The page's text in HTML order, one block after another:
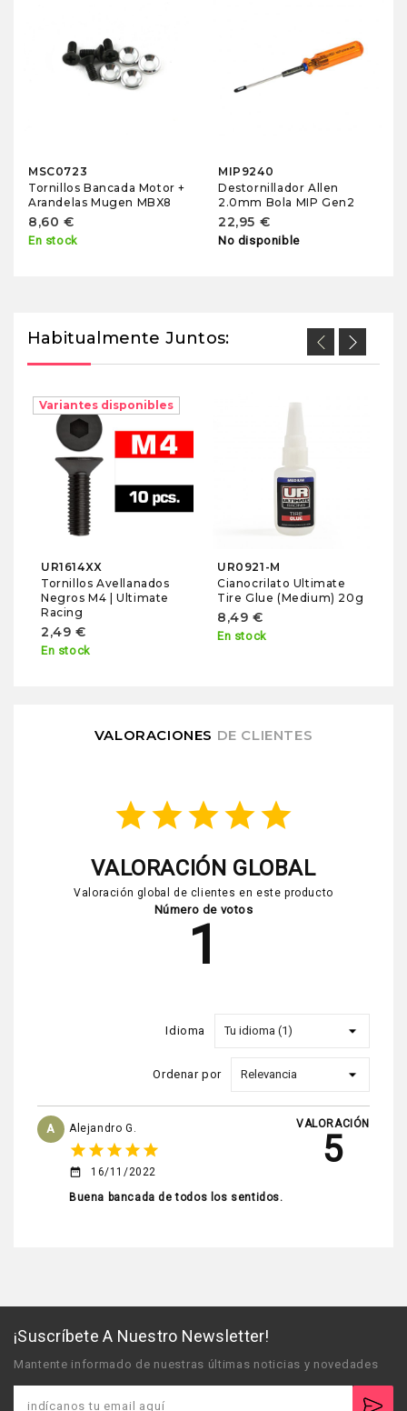
MSC0723
Tornillos Bancada Motor +
Arandelas Mugen MBX8
8,60 €
En stock
MIP9240
Destornillador Allen
2.0mm Bola MIP Gen2
22,95 €
No disponible
Habitualmente Juntos:
Variantes disponibles
UR1614XX
Tornillos Avellanados
Negros M4 | Ultimate
Racing
2,49 €
En stock
UR0921-M
Cianocrilato Ultimate
Tire Glue (Medium) 20g
8,49 €
En stock
VALORACIONES DE CLIENTES
starstarstarstarstar
VALORACIÓN GLOBAL
Valoración global de clientes en este producto
Número de votos
1
Idioma
Ordenar por
A Alejandro G.
star star star star star
date_range
16/11/2022
Buena bancada de todos los sentidos.
VALORACIÓN
5
¡Suscríbete A Nuestro Newsletter!
Mantente informado de nuestras últimas noticias y novedades